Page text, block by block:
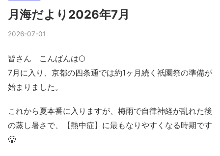
月海だより2026年7月
2026-07-01
皆さん こんばんは🌕
7月に入り、京都の四条通では約1ヶ月続く祇園祭の準備が
始まりました。
これから夏本番に入りますが、梅雨で自律神経が乱れた後
の蒸し暑さで、【熱中症】に最もなりやすくなる時期です
🥵